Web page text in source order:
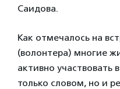
Саидова.
Как отмечалось на
(волонтера) многие
активно участвовать
только словом, но и